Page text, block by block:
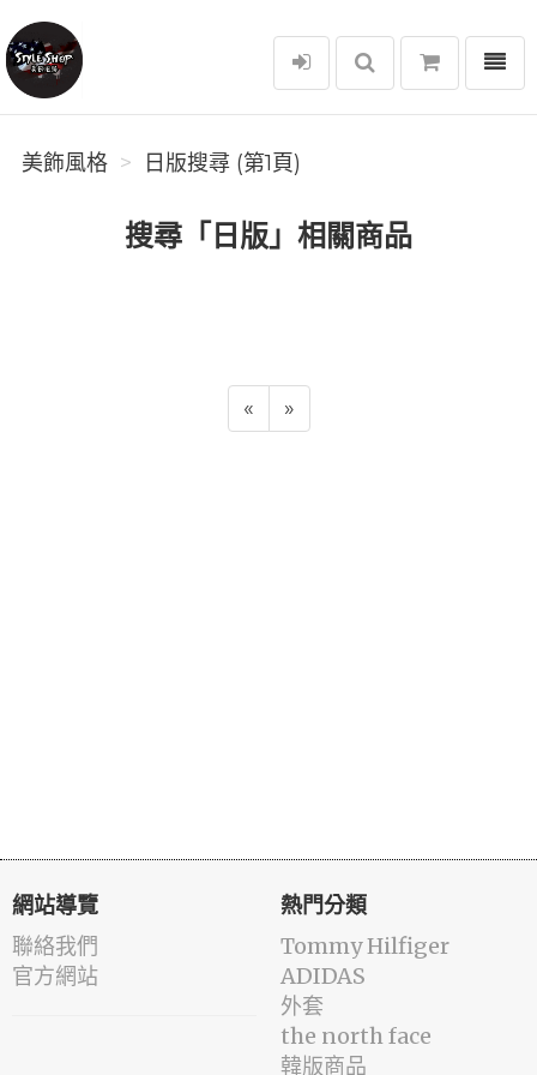
美飾風格
選單
美飾風格 日版搜尋 (第1頁)
搜尋「日版」相關商品
« »
網站導覽
聯絡我們
官方網站
熱門分類
Tommy Hilfiger
ADIDAS
外套
the north face
韓版商品